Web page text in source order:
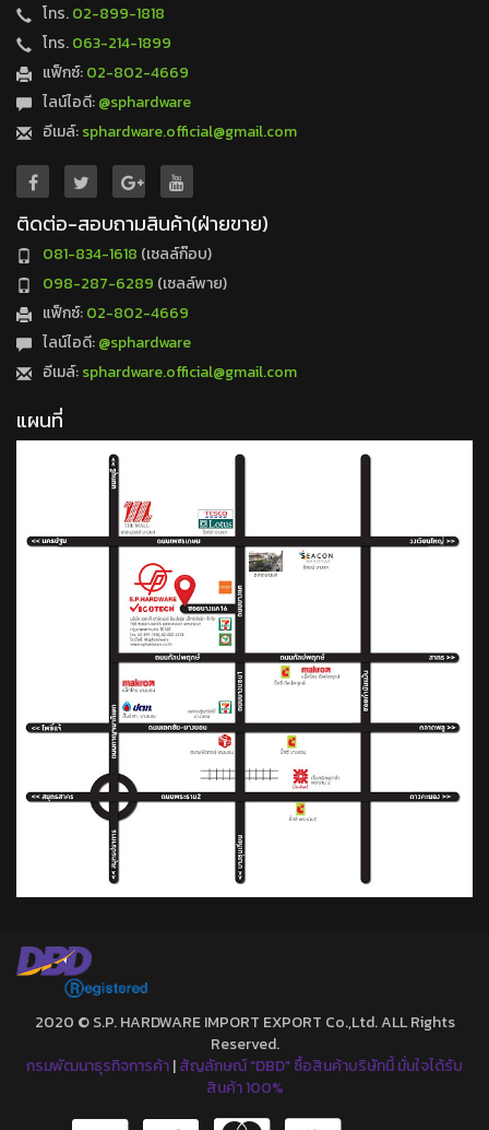
โทร.02-899-1818
โทร.063-214-1899
แฟ็กซ์:02-802-4669
ไลน์ไอดี:@sphardware
อีเมล์:sphardware.official@gmail.com
ติดต่อ-สอบถามสินค้า(ฝ่ายขาย)
081-834-1618 (เซลล์ก๊อบ)
098-287-6289 (เซลล์พาย)
แฟ็กซ์:02-802-4669
ไลน์ไอดี:@sphardware
อีเมล์:sphardware.official@gmail.com
แผนที่
2020 © S.P. HARDWARE IMPORT EXPORT Co.,Ltd. ALL Rights
Reserved.
กรมพัฒนาธุรกิจการค้า|สัญลักษณ์ "DBD" ซื้อสินค้าบริษัทนี้ มั่นใจได้รับ
สินค้า 100%